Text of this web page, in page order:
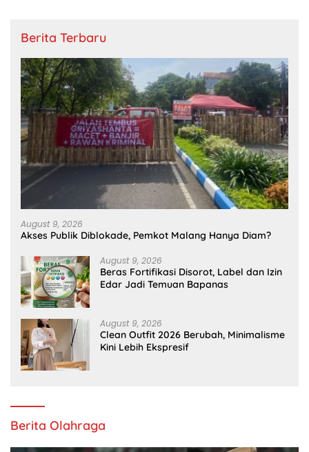
Berita Terbaru
August 9, 2026
Akses Publik Diblokade, Pemkot Malang Hanya Diam?
August 9, 2026
Beras Fortifikasi Disorot, Label dan Izin
Edar Jadi Temuan Bapanas
August 9, 2026
Clean Outfit 2026 Berubah, Minimalisme
Kini Lebih Ekspresif
Berita Olahraga